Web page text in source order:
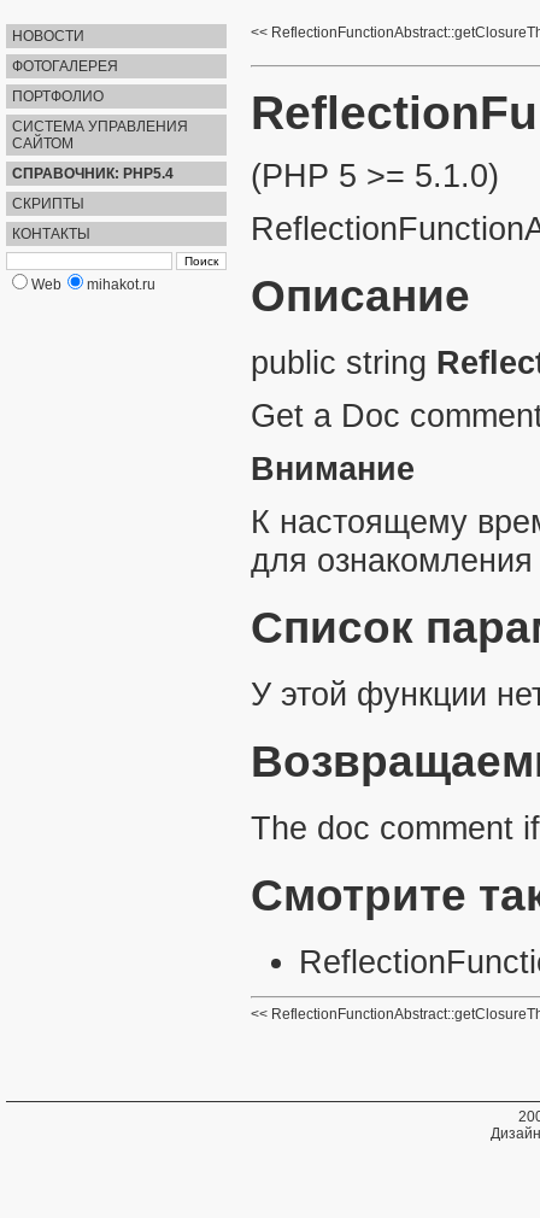
НОВОСТИ
ФОТОГАЛЕРЕЯ
ПОРТФОЛИО
СИСТЕМА УПРАВЛЕНИЯ
САЙТОМ
СПРАВОЧНИК: PHP5.4
СКРИПТЫ
КОНТАКТЫ
Web mihakot.ru
(PHP 5 >= 5.1.0)
Описание
public string
Get a Doc
Внимание
К настоящему
для ознакомления
Список
У этой функции
The doc comment
Смотрите